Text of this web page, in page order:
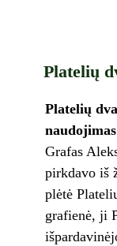
Platelių
Platelių
naudojimas
Grafas
pirkdavo iš
plėtė
grafienė, ji